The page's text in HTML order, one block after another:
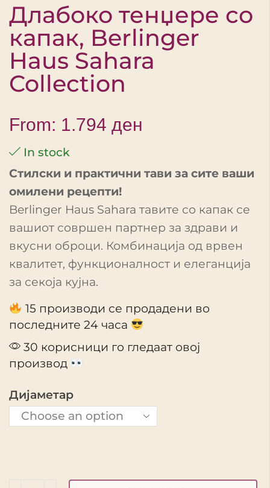
Длабоко тенџере со
капак, Berlinger
Haus Sahara
Collection
From: 1.794 ден
In stock
Стилски и практични тави за сите ваши
омилени рецепти!
Berlinger Haus Sahara тавите со капак се
вашиот совршен партнер за здрави и
вкусни оброци. Комбинација од врвен
квалитет, функционалност и елеганција
за секоја кујна.
15 производи се продадени во
последните 24 часа
30 корисници го гледаат овој
производ
Дијаметар